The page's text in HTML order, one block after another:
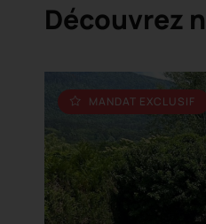
Découvrez
MANDAT EXCLUSIF